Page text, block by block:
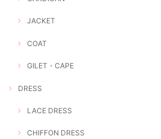
JACKET
COAT
GILET・CAPE
DRESS
LACE DRESS
CHIFFON DRESS